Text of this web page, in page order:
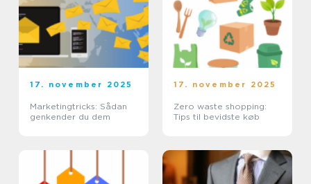
17. november 2025
Marketingtricks: Sådan
genkender du dem
17. november 2025
Zero waste shopping:
Tips til bevidste køb